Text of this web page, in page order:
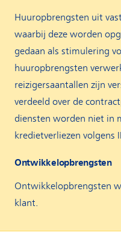
Huuropbrengsten uit
waarbij deze worden
gedaan als stimulering
huuropbrengsten
reizigersaantallen zijn
verdeeld over de
diensten worden niet in
kredietverliezen volgens
Ontwikkelopbrengsten
Ontwikkelopbrengsten
klant.